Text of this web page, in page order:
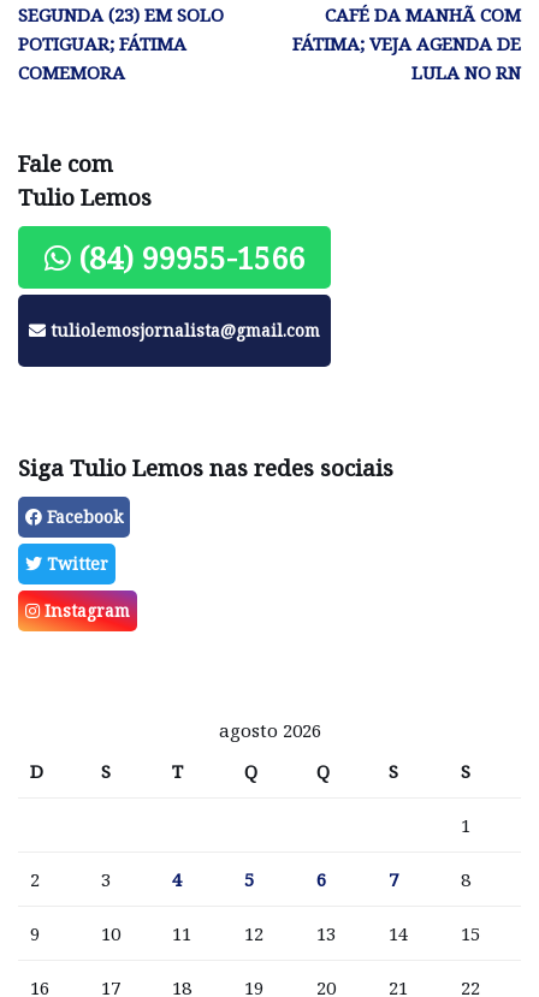
SEGUNDA (23) EM SOLO
POTIGUAR; FÁTIMA
COMEMORA
CAFÉ DA MANHÃ COM
FÁTIMA; VEJA AGENDA DE
LULA NO RN
Fale com
Tulio Lemos
(84) 99955-1566
tuliolemosjornalista@gmail.com
Siga Tulio Lemos nas redes sociais
Facebook
Twitter
Instagram
agosto 2026
D
S T Q Q S S
1
2 3 4 5 6 7 8
9 10 11 12 13 14 15
16 17 18 19 20 21 22